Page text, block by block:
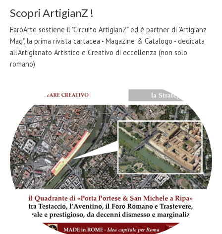
Scopri ArtigianZ !
FaròArte sostiene il "Circuito ArtigianZ" ed è partner di "Artigianz
Mag", la prima rivista cartacea - Magazine & Catalogo - dedicata
all'Artigianato Artistico e Creativo di eccellenza (non solo
romano)